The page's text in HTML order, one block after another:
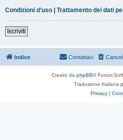
Condizioni d’uso | Trattamento dei dati
Iscriviti
Indice Contattaci
Creato da phpBB® Forum
Traduzione Italiana
Privacy |